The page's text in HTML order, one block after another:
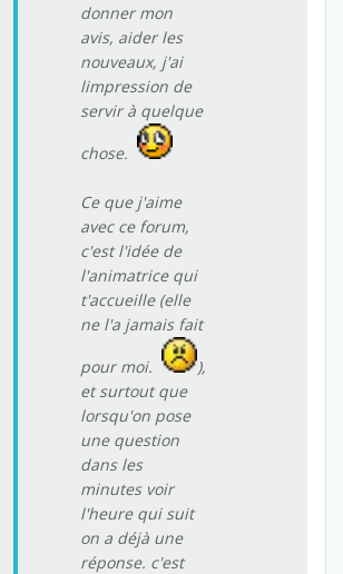
donner mon
avis, aider les
nouveaux, j'ai
limpression de
servir à quelque
chose.
Ce que j'aime
avec ce forum,
c'est l'idée de
l'animatrice qui
t'accueille (elle
ne l'a jamais fait
pour moi.
),
et surtout que
lorsqu'on pose
une question
dans les
minutes voir
l'heure qui suit
on a déjà une
réponse. c'est